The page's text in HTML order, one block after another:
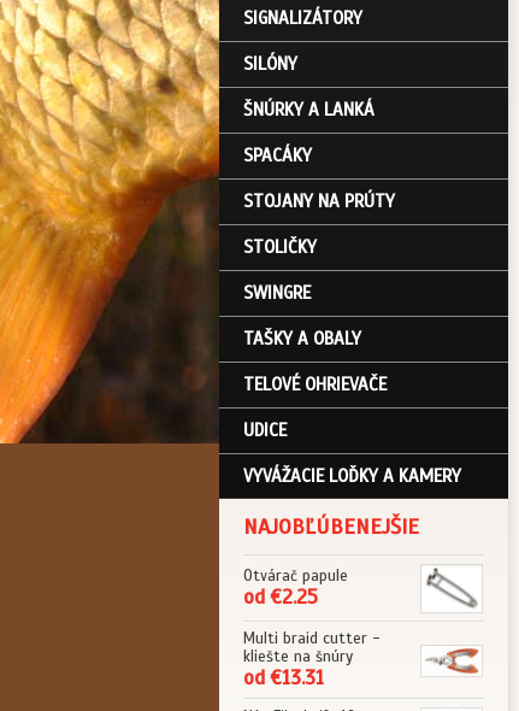
SIGNALIZÁTORY
SILÓNY
ŠNÚRKY A LANKÁ
SPACÁKY
STOJANY NA PRÚTY
STOLIČKY
SWINGRE
TAŠKY A OBALY
TELOVÉ OHRIEVAČE
UDICE
VYVÁŽACIE LOĎKY A KAMERY
NAJOBĽÚBENEJŠIE
Otvárač papule
od €2.25
Multi braid cutter -
kliešte na šnúry
od €13.31